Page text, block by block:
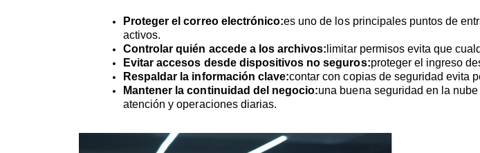
Proteger el correo electrónico:es uno de los principales puntos de
activos.
Controlar quién accede a los archivos: limitar permisos evita que
Evitar accesos desde dispositivos no seguros:proteger el ingreso
Respaldar la información clave:contar con copias de seguridad evita
Mantener la continuidad del negocio:una buena seguridad en la
atención y operaciones diarias.